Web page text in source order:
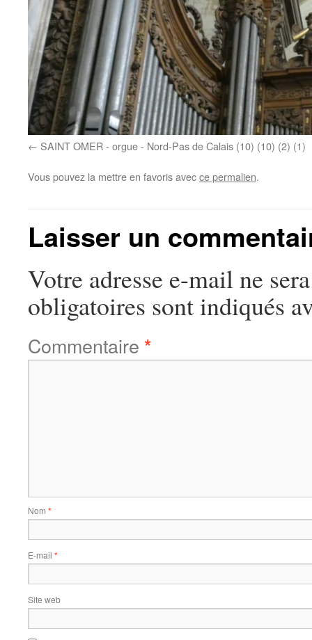
SAINT OMER - orgue - Nord-Pas de Calais (10) (10) (2) (1)
Vous pouvez la mettre en favoris avecce permalien.
Laisser un
Votre adresse e-mail ne
obligatoires sont indiqués
Commentaire *
Nom *
E-mail *
Site web